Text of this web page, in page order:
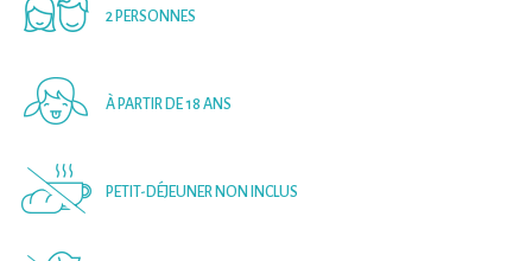
2 PERSONNES
À PARTIR DE 18 ANS
PETIT-DÉJEUNER NON INCLUS